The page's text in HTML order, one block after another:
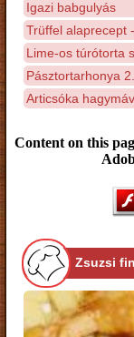
Igazi babgulyás
Trüffel alaprecept
Lime-os túrótorta
Pásztortarhonya 2.
Articsóka
Content on this
Zsuzsi